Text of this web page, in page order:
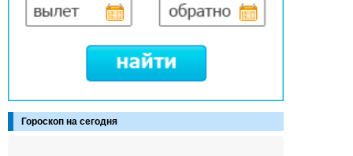
Гороскоп на сегодня